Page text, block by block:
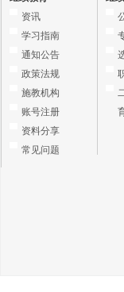
资讯
学习指南
通知公告
政策法规
施教机构
账号注册
资料分享
常见问题